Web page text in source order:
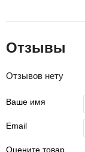
Отзывы
Отзывов нету
Ваше имя
Email
Оцените товар